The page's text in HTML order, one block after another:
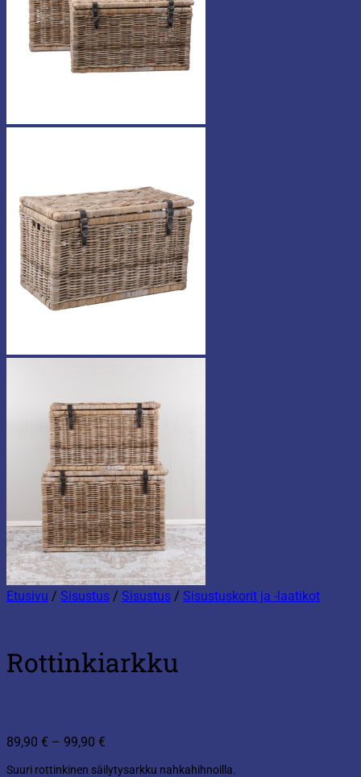
Etusivu / Sisustus / Sisustus / Sisustuskorit ja -laatikot
Rottinkiarkku
89,90 € – 99,90 €
-
Suuri rottinkinen säilytysarkku nahkahihnoilla.